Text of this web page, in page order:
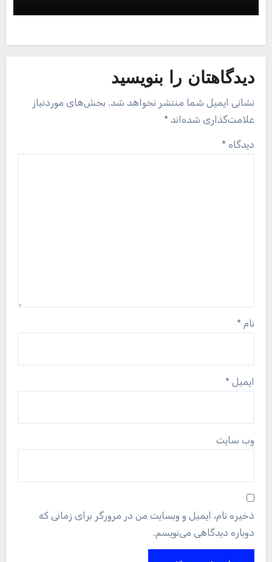
دیدگاهتان را بنویسید
نشانی ایمیل شما منتشر نخواهد شد. بخش‌های موردنیاز
علامت‌گذاری شده‌اند *
دیدگاه *
نام *
ایمیل *
وب‌ سایت
ذخیره نام، ایمیل و وبسایت من در مرورگر برای زمانی که
دوباره دیدگاهی می‌نویسم.